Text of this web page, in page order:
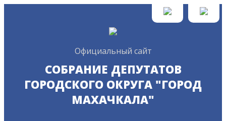
Официальный сайт
СОБРАНИЕ ДЕПУТАТОВ
ГОРОДСКОГО ОКРУГА "ГОРОД
МАХАЧКАЛА"